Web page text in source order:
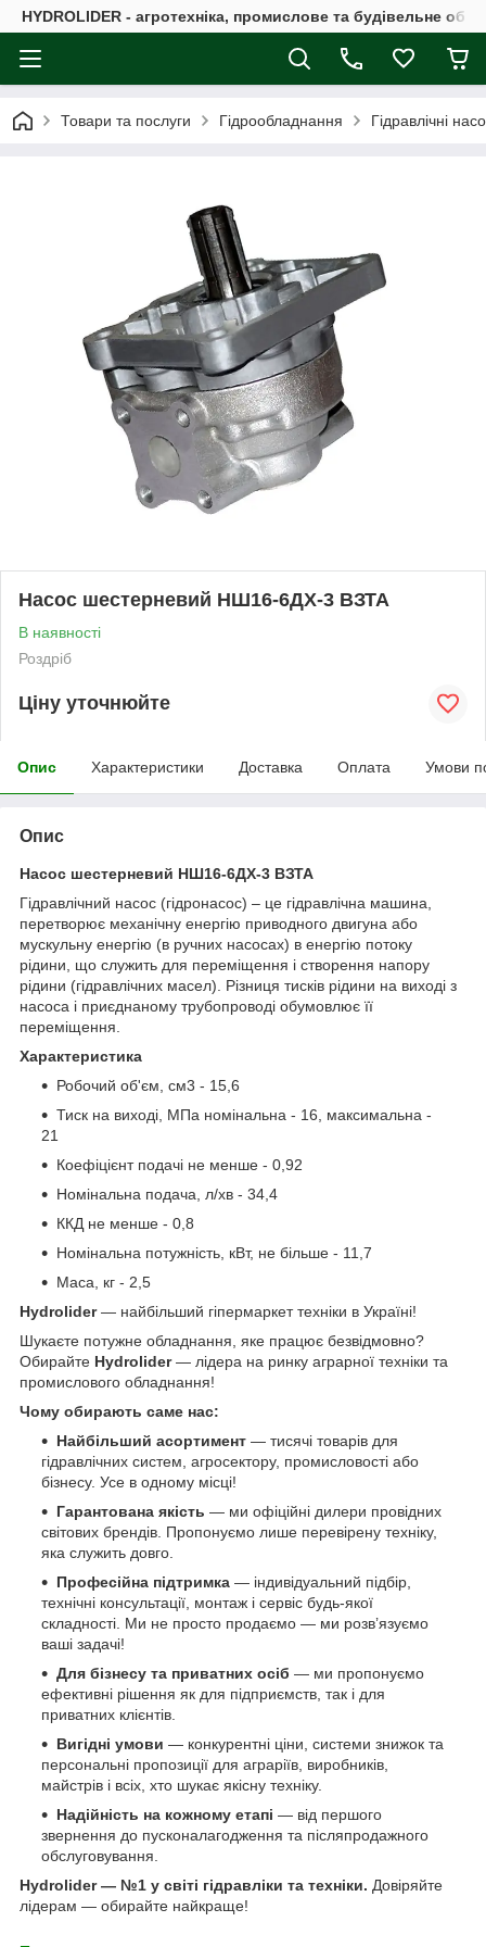
HYDROLIDER - агротехніка, промислове та будівельне
Товари та послуги Гідрообладнання Гідравлічні
Насос шестерневий НШ16-6ДХ-3 ВЗТА
В наявності
Роздріб
Ціну уточнюйте
Опис Характеристики Доставка Оплата Умови
Опис
Насос шестерневий НШ16-6ДХ-3 ВЗТА
Гідравлічний насос (гідронасос) – це гідравлічна машина,
перетворює механічну енергію приводного двигуна або
мускульну енергію (в ручних насосах) в енергію потоку
рідини, що служить для переміщення і створення напору
рідини (гідравлічних масел). Різниця тисків рідини на виході з
насоса і приєднаному трубопроводі обумовлює її
переміщення.
Характеристика
Робочий об'єм, см3 - 15,6
Тиск на виході, МПа номінальна - 16, максимальна -
21
Коефіцієнт подачі не менше - 0,92
Номінальна подача, л/хв - 34,4
ККД не менше - 0,8
Номінальна потужність, кВт, не більше - 11,7
Маса, кг - 2,5
Hydrolider— найбільший гіпермаркет техніки в Україні!
Шукаєте потужне обладнання, яке працює безвідмовно?
Обирайте Hydrolider— лідера на ринку аграрної техніки та
промислового обладнання!
Чому обирають саме нас:
Найбільший асортимент — тисячі товарів для
гідравлічних систем, агросектору, промисловості або
бізнесу. Усе в одному місці!
Гарантована якість — ми офіційні дилери провідних
світових брендів. Пропонуємо лише перевірену техніку,
яка служить довго.
Професійна підтримка — індивідуальний підбір,
технічні консультації, монтаж і сервіс будь-якої
складності. Ми не просто продаємо — ми розв’язуємо
ваші задачі!
Для бізнесу та приватних осіб — ми пропонуємо
ефективні рішення як для підприємств, так і для
приватних клієнтів.
Вигідні умови — конкурентні ціни, системи знижок та
персональні пропозиції для аграріїв, виробників,
майстрів і всіх, хто шукає якісну техніку.
Надійність на кожному етапі — від першого
звернення до пусконалагодження та післяпродажного
обслуговування.
Hydrolider — №1 у світі гідравліки та техніки. Довіряйте
лідерам — обирайте найкраще!